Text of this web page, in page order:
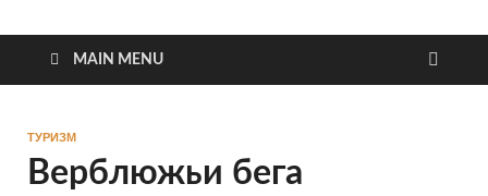
MAIN MENU
ТУРИЗМ
Верблюжьи бега